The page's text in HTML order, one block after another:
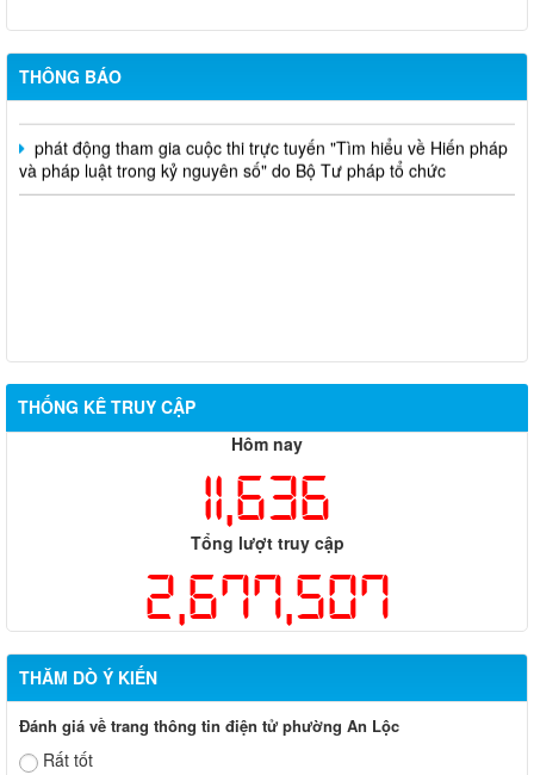
THÔNG BÁO
Quyết định chuyển mục đích - nguyễn văn nhân
Chuyển mục đích sử dụng đất - Bùi Thị Xuân Hương
phát động tham gia cuộc thi trực tuyến "Tìm hiểu về Hiến pháp
và pháp luật trong kỷ nguyên số" do Bộ Tư pháp tổ chức
THỐNG KÊ TRUY CẬP
Hôm nay
11,636
Tổng lượt truy cập
2,677,507
THĂM DÒ Ý KIẾN
Đánh giá về trang thông tin điện tử phường An Lộc
Rất tốt